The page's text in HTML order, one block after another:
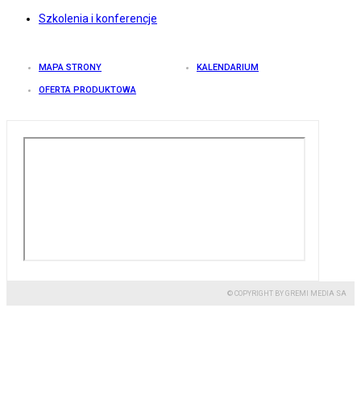
Szkolenia i konferencje
MAPA STRONY KALENDARIUM
OFERTA PRODUKTOWA
© COPYRIGHT BY GREMI MEDIA SA